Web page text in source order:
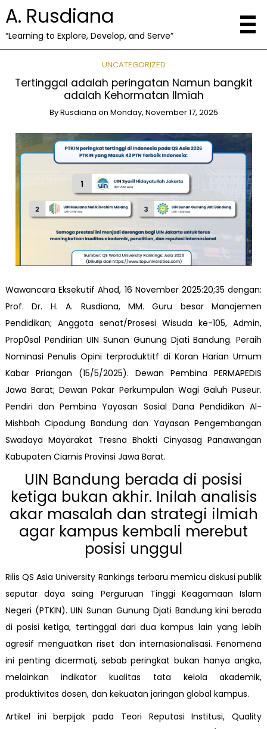
A. Rusdiana
“Learning to Explore, Develop, and Serve”
UNCATEGORIZED
Tertinggal adalah peringatan Namun bangkit
adalah Kehormatan Ilmiah
ByRusdiana on Monday, November 17, 2025
Wawancara Eksekutif Ahad, 16 November 2025:20;35 dengan:
Prof. Dr. H. A. Rusdiana, MM. Guru besar Manajemen
Pendidikan; Anggota senat/Prosesi Wisuda ke-105, Admin,
Prop0sal Pendirian UIN Sunan Gunung Djati Bandung. Peraih
Nominasi Penulis Opini terproduktitf di Koran Harian Umum
Kabar Priangan (15/5/2025). Dewan Pembina PERMAPEDIS
Jawa Barat; Dewan Pakar Perkumpulan Wagi Galuh Puseur.
Pendiri dan Pembina Yayasan Sosial Dana Pendidikan Al-
Mishbah Cipadung Bandung dan Yayasan Pengembangan
Swadaya Mayarakat Tresna Bhakti Cinyasag Panawangan
Kabupaten Ciamis Provinsi Jawa Barat.
UIN Bandung berada di posisi
ketiga bukan akhir. Inilah analisis
akar masalah dan strategi ilmiah
agar kampus kembali merebut
posisi unggul
Rilis QS Asia University Rankings terbaru memicu diskusi publik
seputar daya saing Perguruan Tinggi Keagamaan Islam
Negeri (PTKIN). UIN Sunan Gunung Djati Bandung kini berada
di posisi ketiga, tertinggal dari dua kampus lain yang lebih
agresif menguatkan riset dan internasionalisasi. Fenomena
ini penting dicermati, sebab peringkat bukan hanya angka,
melainkan indikator kualitas tata kelola akademik,
produktivitas dosen, dan kekuatan jaringan global kampus.
Artikel ini berpijak pada Teori Reputasi Institusi, Quality